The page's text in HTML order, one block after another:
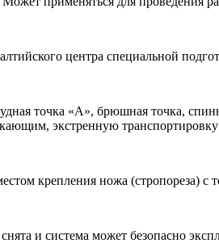
центра специальной
точка «А», брюшная точка,
экстренную
крепления ножа (стропореза) с
и система может безопасно